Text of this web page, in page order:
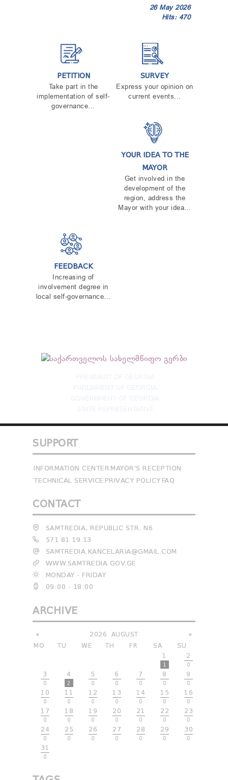
26 May 2026
Hits: 470
PETITION
Take part in the
implementation of self-
governance…
SURVEY
Express your opinion on
current events...
YOUR IDEA TO THE
MAYOR
Get involved in the
development of the
region, address the
Mayor with your idea…
FEEDBACK
Increasing of
involvement degree in
local self-governance...
PRESIDENT OF GEORGIA
PARLIAMENT OF GEORGIA
GOVERNMENT OF GEORGIA
STATE REPRESENTATIVE
SUPPORT
INFORMATION CENTER MAYOR'S RECEPTION
TECHNICAL SERVICE PRIVACY POLICY FAQ
CONTACT
SAMTREDIA, REPUBLIC STR. N6
571 81 19 13
SAMTREDIA.KANCELARIA@GMAIL.COM
WWW.SAMTREDIA.GOV.GE
MONDAY - FRIDAY
09:00 - 18:00
ARCHIVE
« »
2026
AUGUST
MO
TU WE TH FR SA
SU
1
1
2
0
3
0
4
2
5
0
6
0
7
0
8
0
9
0
10
0
11
0
12
0
13
0
14
0
15
0
16
0
17
0
18
0
19
0
20
0
21
0
22
0
23
0
24
0
25
0
26
0
27
0
28
0
29
0
30
0
31
0